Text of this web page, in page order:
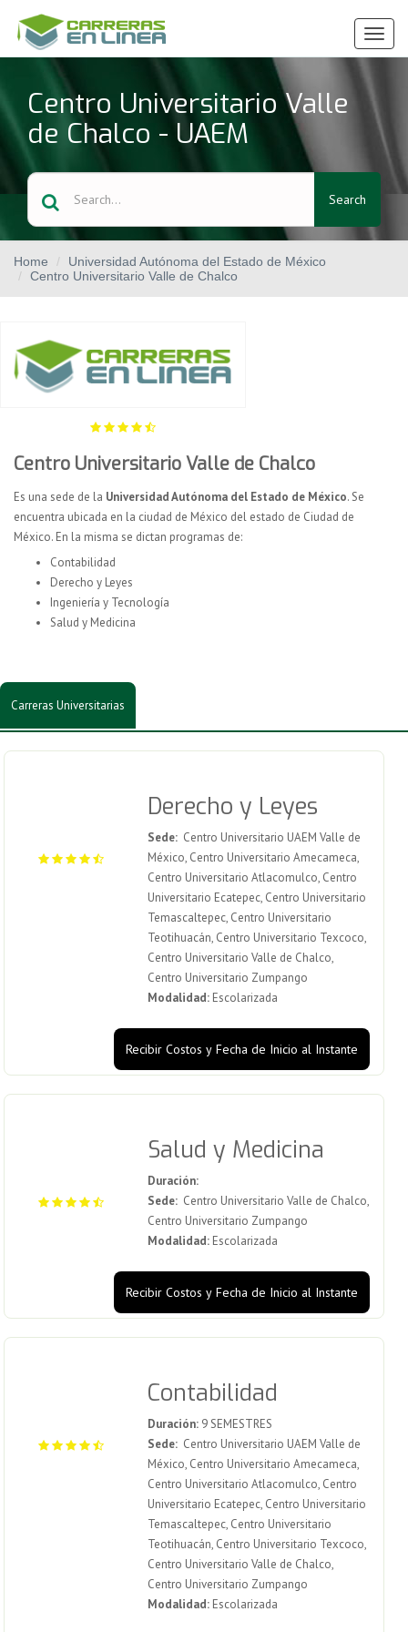
Ver
Menú
Centro Universitario Valle
de Chalco - UAEM
Search
Home
Universidad Autónoma del Estado de México
Centro Universitario Valle de Chalco
Centro Universitario Valle de Chalco
Es una sede de la Universidad Autónoma del Estado de México. Se
encuentra ubicada en la ciudad de México del estado de Ciudad de
México. En la misma se dictan programas de:
Contabilidad
Derecho y Leyes
Ingeniería y Tecnología
Salud y Medicina
Carreras Universitarias
Derecho y Leyes
Sede:Centro Universitario UAEM Valle de
México, Centro Universitario Amecameca,
Centro Universitario Atlacomulco, Centro
Universitario Ecatepec, Centro Universitario
Temascaltepec, Centro Universitario
Teotihuacán, Centro Universitario Texcoco,
Centro Universitario Valle de Chalco,
Centro Universitario Zumpango
Modalidad:Escolarizada
Recibir Costos y Fecha de Inicio al Instante
Salud y Medicina
Duración:
Sede:Centro Universitario Valle de Chalco,
Centro Universitario Zumpango
Modalidad:Escolarizada
Recibir Costos y Fecha de Inicio al Instante
Contabilidad
Duración:9 SEMESTRES
Sede:Centro Universitario UAEM Valle de
México, Centro Universitario Amecameca,
Centro Universitario Atlacomulco, Centro
Universitario Ecatepec, Centro Universitario
Temascaltepec, Centro Universitario
Teotihuacán, Centro Universitario Texcoco,
Centro Universitario Valle de Chalco,
Centro Universitario Zumpango
Modalidad:Escolarizada